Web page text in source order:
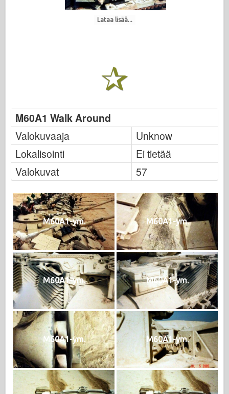
Lataa lisää...
M60A1 Walk Around
Valokuvaaja
Unknow
Lokalisointi
Ei tietää
Valokuvat
57
M60A1-ym. M60A1-ym.
M60A1-ym. M60A1-ym.
M60A1-ym. M60A1-ym.